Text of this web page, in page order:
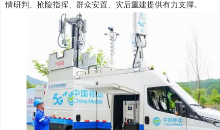
情研判、抢险指挥、群众安置、灾后重建提供有力支撑。